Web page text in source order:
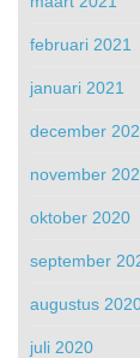
februari 2021
januari 2021
december
november
oktober 2020
september
augustus
juli 2020